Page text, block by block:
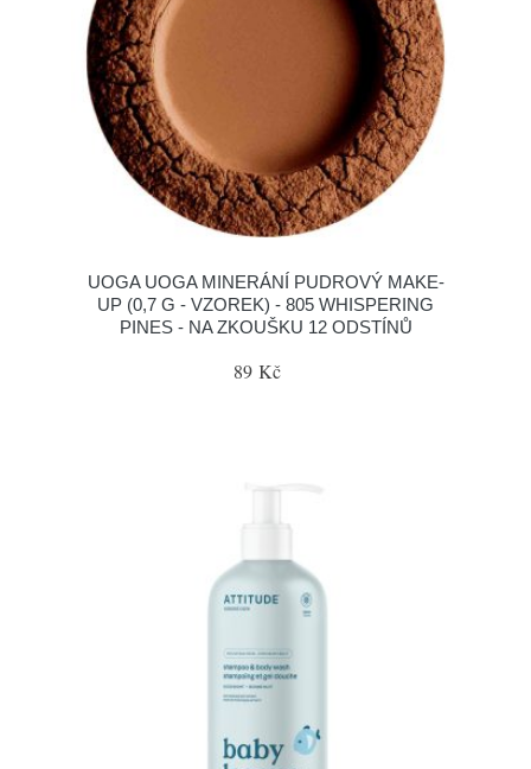
UOGA UOGA MINERÁNÍ PUDROVÝ MAKE-
UP (0,7 G - VZOREK) - 805 WHISPERING
PINES - NA ZKOUŠKU 12 ODSTÍNŮ
89 Kč